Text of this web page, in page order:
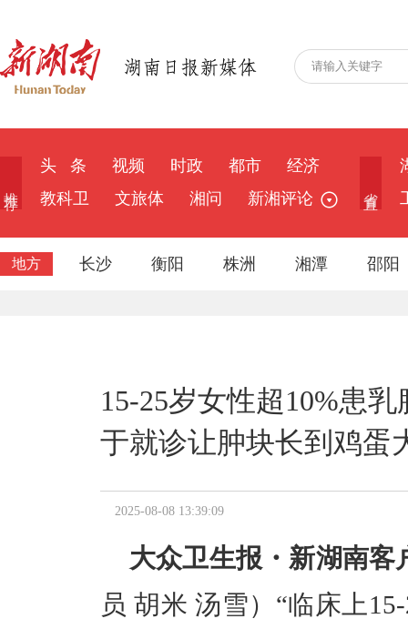
头 条 视频 时政 都市
经济
教科卫
文旅体 湘问 新湘评论
地方 长沙 衡阳 株洲 湘潭 邵阳
15-25岁女性超10%患
于就诊让肿块长到鸡蛋
2025-08-08 13:39:09
大众卫生报・新湖南客
员 胡米 汤雪） “临床上